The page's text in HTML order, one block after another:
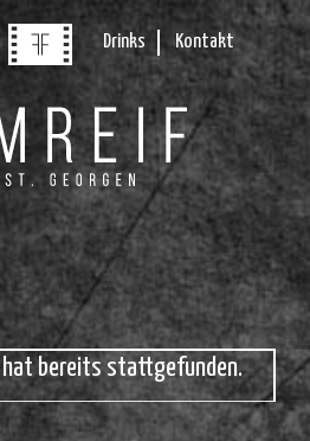
Drinks Kontakt
hat bereits stattgefunden.